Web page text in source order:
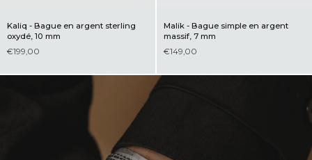
Kaliq - Bague en argent sterling
oxydé, 10 mm
€199,00
Malik - Bague simple en argent
massif, 7 mm
€149,00